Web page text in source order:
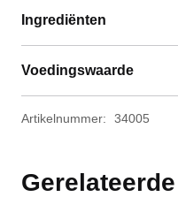
Ingrediënten
Voedingswaarde
Artikelnummer: 34005